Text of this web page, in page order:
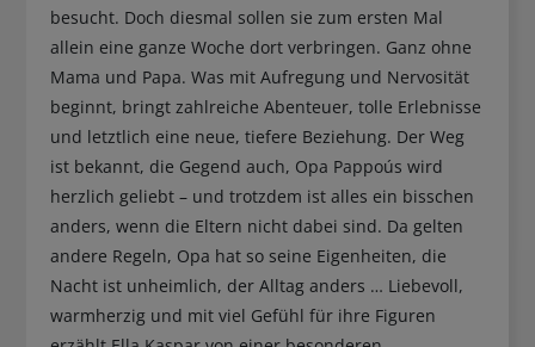
besucht. Doch diesmal sollen sie zum ersten Mal
allein eine ganze Woche dort verbringen. Ganz ohne
Mama und Papa. Was mit Aufregung und Nervosität
beginnt, bringt zahlreiche Abenteuer, tolle Erlebnisse
und letztlich eine neue, tiefere Beziehung. Der Weg
ist bekannt, die Gegend auch, Opa Pappoús wird
herzlich geliebt – und trotzdem ist alles ein bisschen
anders, wenn die Eltern nicht dabei sind. Da gelten
andere Regeln, Opa hat so seine Eigenheiten, die
Nacht ist unheimlich, der Alltag anders … Liebevoll,
warmherzig und mit viel Gefühl für ihre Figuren